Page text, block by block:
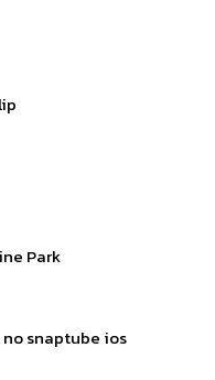
Park
snaptube ios